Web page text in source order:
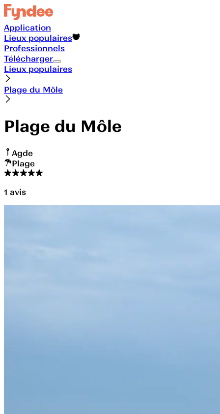
Application
Lieux populaires
Professionnels
Télécharger
Lieux populaires
Plage du Môle
Plage du Môle
Agde
Plage
1 avis